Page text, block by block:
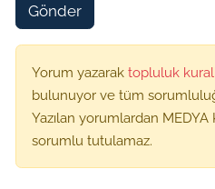
Gönder
Yorum yazarak topluluk
bulunuyor ve tüm
Yazılan yorumlardan
sorumlu tutulamaz.